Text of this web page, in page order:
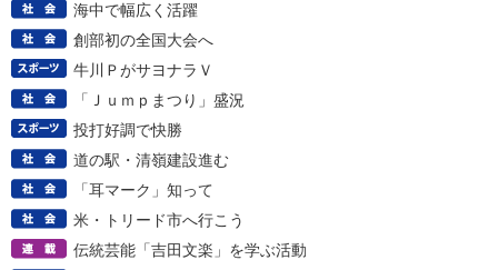
海中で幅広く活躍
創部初の全国大会へ
牛川ＰがサヨナラＶ
「Ｊｕｍｐまつり」盛況
投打好調で快勝
道の駅・清嶺建設進む
「耳マーク」知って
米・トリード市へ行こう
伝統芸能「吉田文楽」を学ぶ活動